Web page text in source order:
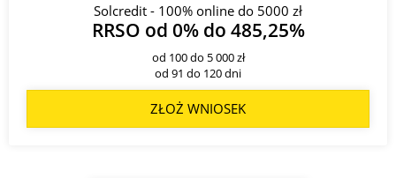
Solcredit - 100% online do 5000 zł
RRSO od 0% do 485,25%
od 100 do 5 000 zł
od 91 do 120 dni
ZŁOŻ WNIOSEK